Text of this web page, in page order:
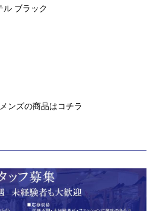
ブラック
ンズの商品はコチラ